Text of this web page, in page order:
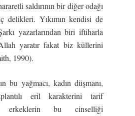
saldırının bir diğer odağı
delikleri. Yıkımın kendisi de
yazarlarından biri iftiharla
yaratır fakat biz küllerini
1990).
bu yağmacı, kadın düşmanı,
eril karakterini tarif
erkeklerin bu cinselliği